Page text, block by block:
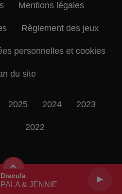
Dracula
& JENNIE
Mentions légales
Règlement des jeux
personnelles et cookies
du site
2025 2024 2023
2022